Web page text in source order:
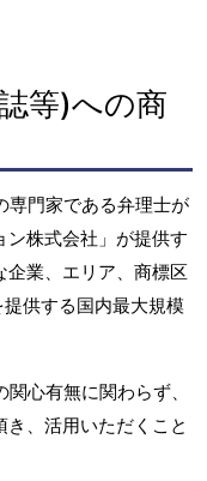
等)への商
専門家である弁理士が
株式会社」が提供す
企業、エリア、商標区
供する国内最大規模
心有無に関わらず、
、活用いただくこと